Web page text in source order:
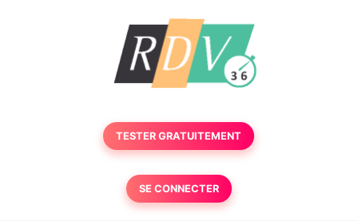
TESTER GRATUITEMENT
SE CONNECTER